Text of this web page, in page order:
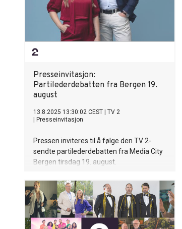
Presseinvitasjon:
Partilederdebatten fra Bergen 19.
august
13.8.2025 13:30:02 CEST
TV 2
Presseinvitasjon
Pressen inviteres til å følge den TV 2-
sendte partilederdebatten fra Media City
Bergen tirsdag 19. august.